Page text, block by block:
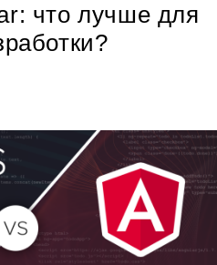
что лучше для